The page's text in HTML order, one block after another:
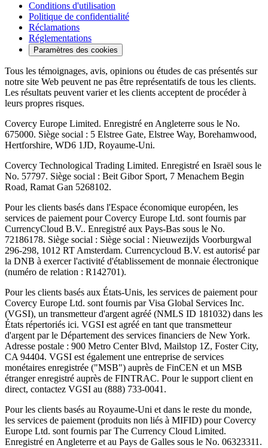
Conditions d'utilisation
Politique de confidentialité
Réclamations
Réglementations
Paramètres des cookies
Tous les témoignages, avis, opinions ou études de cas présentés sur
notre site Web peuvent ne pas être représentatifs de tous les clients.
Les résultats peuvent varier et les clients acceptent de procéder à
leurs propres risques.
Covercy Europe Limited. Enregistré en Angleterre sous le No.
675000. Siège social : 5 Elstree Gate, Elstree Way, Borehamwood,
Hertforshire, WD6 1JD, Royaume-Uni.
Covercy Technological Trading Limited. Enregistré en Israël sous le
No. 57797. Siège social : Beit Gibor Sport, 7 Menachem Begin
Road, Ramat Gan 5268102.
Pour les clients basés dans l'Espace économique européen, les
services de paiement pour Covercy Europe Ltd. sont fournis par
CurrencyCloud B.V.. Enregistré aux Pays-Bas sous le No.
72186178. Siège social : Siège social : Nieuwezijds Voorburgwal
296-298, 1012 RT Amsterdam. Currencycloud B.V. est autorisé par
la DNB à exercer l'activité d'établissement de monnaie électronique
(numéro de relation : R142701).
Pour les clients basés aux États-Unis, les services de paiement pour
Covercy Europe Ltd. sont fournis par Visa Global Services Inc.
(VGSI), un transmetteur d'argent agréé (NMLS ID 181032) dans les
États répertoriés ici. VGSI est agréé en tant que transmetteur
d'argent par le Département des services financiers de New York.
Adresse postale : 900 Metro Center Blvd, Mailstop 1Z, Foster City,
CA 94404. VGSI est également une entreprise de services
monétaires enregistrée ("MSB") auprès de FinCEN et un MSB
étranger enregistré auprès de FINTRAC. Pour le support client en
direct, contactez VGSI au (888) 733-0041.
Pour les clients basés au Royaume-Uni et dans le reste du monde,
les services de paiement (produits non liés à MIFID) pour Covercy
Europe Ltd. sont fournis par The Currency Cloud Limited.
Enregistré en Angleterre et au Pays de Galles sous le No. 06323311.